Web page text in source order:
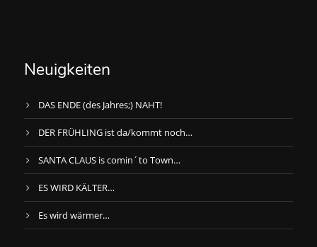
Neuigkeiten
DAS ENDE (des Jahres;) NAHT!
DER FRÜHLING ist da/kommt noch…
SANTA CLAUS is comin´to Town…
ES WIRD KÄLTER…
Es wird wärmer…